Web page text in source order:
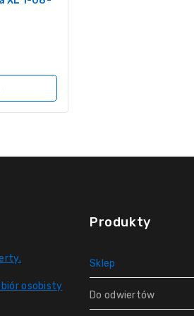
osobisty
Produkty
Sklep
Do odwiertów